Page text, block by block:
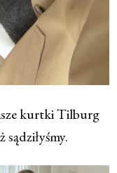
kurtki Tilburg
sądziłyśmy.